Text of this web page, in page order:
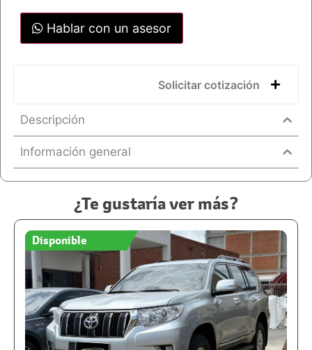
Hablar con un asesor
Solicitar cotización
Descripción
Información general
¿Te gustaría ver más?
Disponible